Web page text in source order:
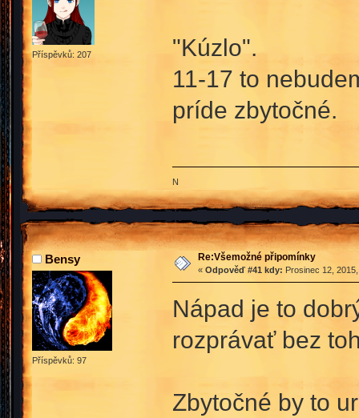
Příspěvků: 207
"Kúzlo".
11-17 to
príde zbytočné.
N
Bensy
Příspěvků: 97
Re:Všemožné připomínky
« Odpověď #41 kdy: Prosinec 12,
Nápad je to
rozprávať bez
Zbytočné by to